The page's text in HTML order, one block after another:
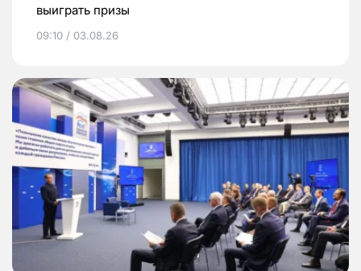
выиграть призы
09:10 / 03.08.26